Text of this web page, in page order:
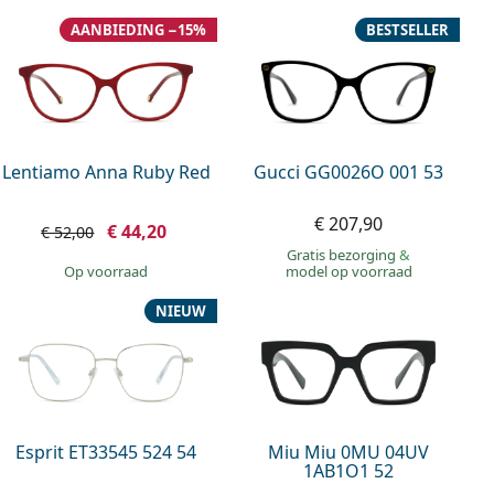
Lentiamo Anna Ruby Red
AANBIEDING −15%
€ 52,00 € 44,20
op voorraad
Gucci GG0026O 001 53
BESTSELLER
€ 207,90
Gratis bezorging&
model op voorraad
Esprit ET33545 524 54
NIEUW
Miu Miu 0MU 04UV
1AB1O1 52